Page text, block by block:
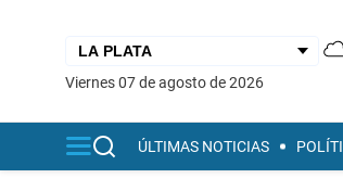
viernes 07 de agosto de 2026
ÚLTIMAS NOTICIAS